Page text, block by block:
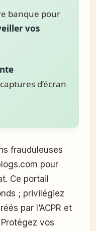
banque pour
vos
d’écran
frauduleuses
pour
Ce portail
; privilégiez
par l’ACPR et
vos